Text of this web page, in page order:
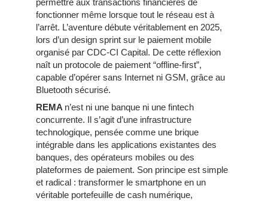
permettre aux transactions financières de
fonctionner même lorsque tout le réseau est à
l’arrêt. L’aventure débute véritablement en 2025,
lors d’un design sprint sur le paiement mobile
organisé par CDC-CI Capital. De cette réflexion
naît un protocole de paiement “offline-first”,
capable d’opérer sans Internet ni GSM, grâce au
Bluetooth sécurisé.
REMA n’est ni une banque ni une fintech
concurrente. Il s’agit d’une infrastructure
technologique, pensée comme une brique
intégrable dans les applications existantes des
banques, des opérateurs mobiles ou des
plateformes de paiement. Son principe est simple
et radical : transformer le smartphone en un
véritable portefeuille de cash numérique,